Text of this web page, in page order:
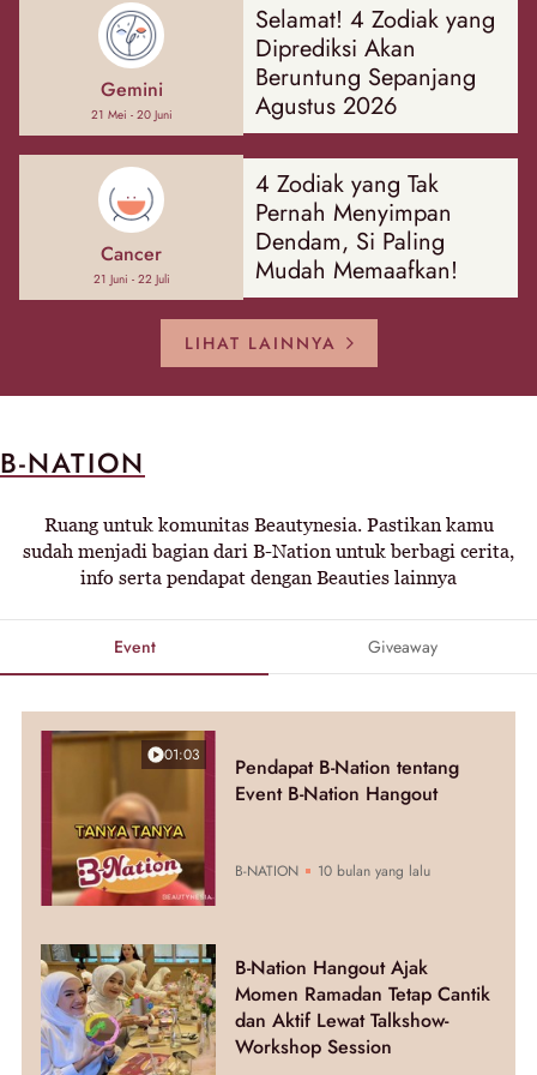
Gemini
21 Mei - 20 Juni
Selamat! 4 Zodiak yang
Diprediksi Akan
Beruntung Sepanjang
Agustus 2026
Cancer
21 Juni - 22 Juli
4 Zodiak yang Tak
Pernah Menyimpan
Dendam, Si Paling
Mudah Memaafkan!
LIHAT LAINNYA
B-NATION
Ruang untuk komunitas Beautynesia. Pastikan kamu
sudah menjadi bagian dari B-Nation untuk berbagi cerita,
info serta pendapat dengan Beauties lainnya
Event Giveaway
01:03
Pendapat B-Nation tentang
Event B-Nation Hangout
B-NATION 10 bulan yang lalu
B-Nation Hangout Ajak
Momen Ramadan Tetap Cantik
dan Aktif Lewat Talkshow-
Workshop Session